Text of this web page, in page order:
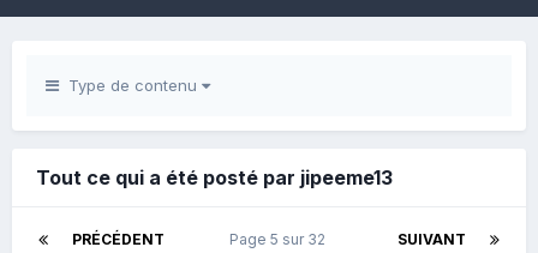
Type de contenu
Tout ce qui a été posté par jipeeme13
PRÉCÉDENT SUIVANT
Page 5 sur 32